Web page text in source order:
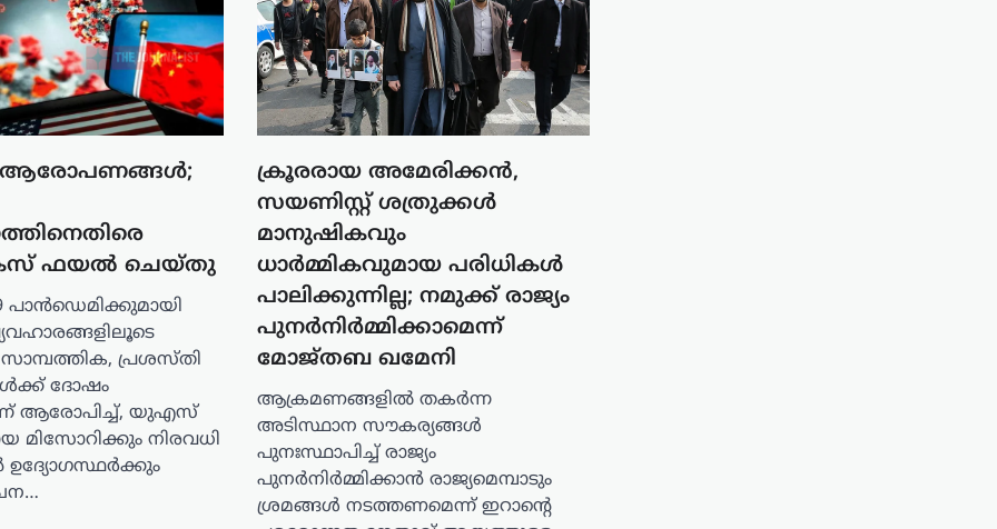
ആരോപണങ്ങൾ;
ഫയൽ ചെയ്തു
പ്രശസ്തി
ദോഷം
ആരോപിച്ച്, യുഎസ്
മിസോറിക്കും നിരവധി
ഉദ്യോഗസ്ഥർക്കും
ക്രൂരരായ അമേരിക്കൻ,
സയണിസ്റ്റ് ശത്രുക്കൾ
മാനുഷികവും
ധാർമ്മികവുമായ പരിധികൾ
പാലിക്കുന്നില്ല; നമുക്ക് രാജ്യം
പുനർനിർമ്മിക്കാമെന്ന്
മോജ്തബ ഖമേനി
ആക്രമണങ്ങളിൽ തകർന്ന
അടിസ്ഥാന സൗകര്യങ്ങൾ
പുനഃസ്ഥാപിച്ച് രാജ്യം
പുനർനിർമ്മിക്കാൻ രാജ്യമെമ്പാടും
ശ്രമങ്ങൾ നടത്തണമെന്ന് ഇറാന്റെ